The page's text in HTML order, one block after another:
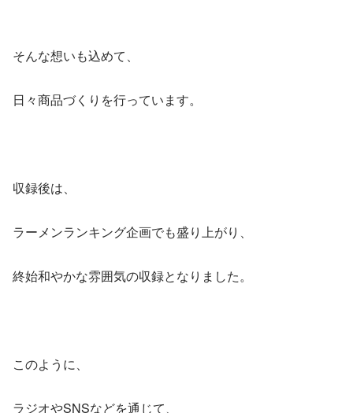
そんな想いも込めて、
日々商品づくりを行っています。
収録後は、
ラーメンランキング企画でも盛り上がり、
終始和やかな雰囲気の収録となりました。
このように、
ラジオやSNSなどを通じて、